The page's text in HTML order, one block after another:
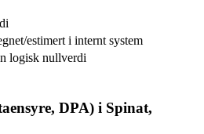
estimert i internt system
logisk nullverdi
DPA) i Spinat,